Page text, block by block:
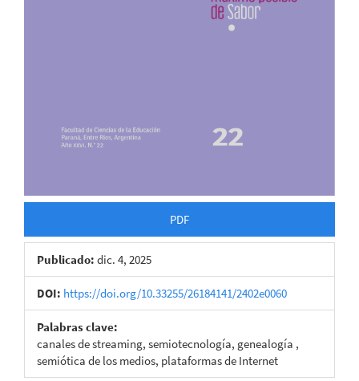
PDF
Publicado: dic. 4, 2025
DOI: https://doi.org/10.33255/26184141/2402e0060
Palabras clave:
canales de streaming, semiotecnología, genealogía ,
semiótica de los medios, plataformas de Internet